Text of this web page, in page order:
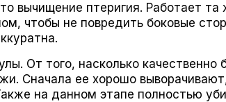
вычищение птеригия. Работает
чтобы не повредить боковые
От того, насколько
Сначала ее хорошо
на данном этапе полностью